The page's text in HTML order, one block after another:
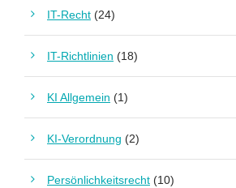
IT-Recht (24)
IT-Richtlinien (18)
KI Allgemein (1)
KI-Verordnung (2)
Persönlichkeitsrecht (10)